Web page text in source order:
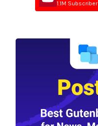
1.1M Subscriber